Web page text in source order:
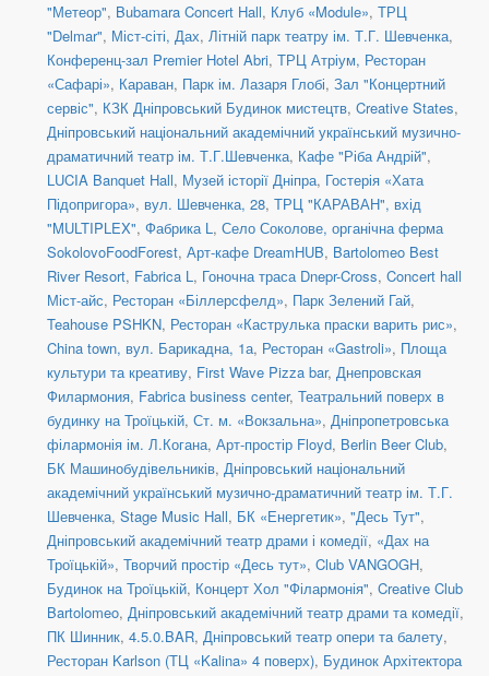
"Метеор", Bubamara Concert Hall, Клуб «Module», ТРЦ
"Delmar", Міст-сіті, Дах, Літній парк театру ім. Т.Г. Шевченка,
Конференц-зал Premier Hotel Abri, ТРЦ Атріум, Ресторан
«Сафарі», Караван, Парк ім. Лазаря Глобі, Зал "Концертний
сервіс", КЗК Дніпровський Будинок мистецтв, Creative States,
Дніпровський національний академічний український музично-
драматичний театр ім. Т.Г.Шевченка, Кафе "Ріба Андрій",
LUCIA Banquet Hall, Музей історії Дніпра, Гостерія «Хата
Підопригора», вул. Шевченка, 28, ТРЦ "КАРАВАН", вхід
"MULTIPLEX", Фабрика L, Село Соколове, органічна ферма
SokolovoFoodForest, Арт-кафе DreamHUB, Bartolomeo Best
River Resort, Fabrica L, Гоночна траса Dnepr-Cross, Concert hall
Міст-айс, Ресторан «Біллерсфелд», Парк Зелений Гай,
Teahouse PSHKN, Ресторан «Каструлька праски варить рис»,
China town, вул. Барикадна, 1а, Ресторан «Gastroli», Площа
культури та креативу, First Wave Pizza bar, Днепровская
Филармония, Fabrica business center, Театральний поверх в
будинку на Троїцькій, Ст. м. «Вокзальна», Дніпропетровська
філармонія ім. Л.Когана, Арт-простір Floyd, Berlin Beer Club,
БК Машинобудівельників, Дніпровський національний
академічний український музично-драматичний театр ім. Т.Г.
Шевченка, Stage Music Hall, БК «Енергетик», "Десь Тут",
Дніпровський академічний театр драми і комедії, «Дах на
Троїцькій», Творчий простір «Десь тут», Club VANGOGH,
Будинок на Троїцькій, Концерт Хол "Філармонія", Creative Club
Bartolomeo, Дніпровський академічний театр драми та комедії,
ПК Шинник, 4.5.0.BAR, Дніпровський театр опери та балету,
Ресторан Karlson (ТЦ «Kalina» 4 поверх), Будинок Архітектора